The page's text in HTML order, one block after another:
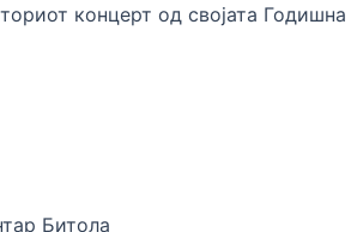
концерт од својата Годишна
Битола